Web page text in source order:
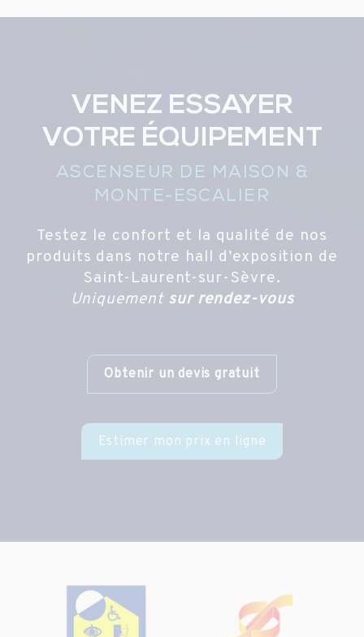
VENEZ ESSAYER
VOTRE ÉQUIPEMENT
ASCENSEUR DE MAISON &
MONTE-ESCALIER
Testez le confort et la qualité de nos
produits dans notre hall d’exposition de
Saint-Laurent-sur-Sèvre.
Uniquement sur rendez-vous
Obtenir un devis gratuit
Estimer mon prix en ligne